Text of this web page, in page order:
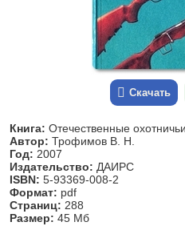
Скачать
Книга: Отечественные
Автор: Трофимов В. Н.
Год: 2007
Издательство: ДАИРС
ISBN: 5-93369-008-2
Формат: pdf
Страниц: 288
Размер: 45 Мб